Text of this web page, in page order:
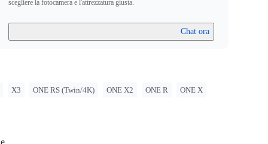
scegliere la fotocamera e l'attrezzatura giusta.
Chat ora
X3 ONE RS (Twin/4K) ONE X2 ONE R ONE X